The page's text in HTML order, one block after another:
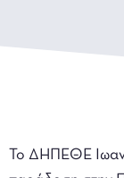
Το ΔΗΠΕΘΕ